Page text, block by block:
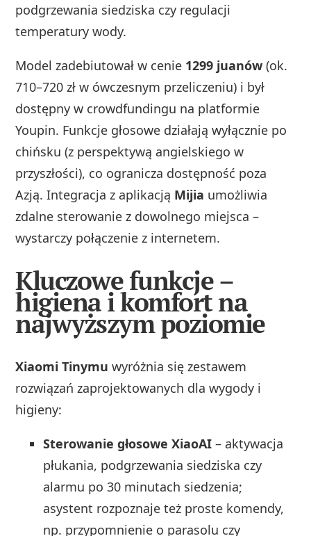
podgrzewania siedziska czy regulacji
temperatury wody.
Model zadebiutował w cenie 1299 juanów (ok.
710–720 zł w ówczesnym przeliczeniu) i był
dostępny w crowdfundingu na platformie
Youpin. Funkcje głosowe działają wyłącznie po
chińsku (z perspektywą angielskiego w
przyszłości), co ogranicza dostępność poza
Azją. Integracja z aplikacją Mijia umożliwia
zdalne sterowanie z dowolnego miejsca –
wystarczy połączenie z internetem.
Kluczowe funkcje –
higiena i komfort na
najwyższym poziomie
Xiaomi Tinymu wyróżnia się zestawem
rozwiązań zaprojektowanych dla wygody i
higieny:
Sterowanie głosowe XiaoAI – aktywacja
płukania, podgrzewania siedziska czy
alarmu po 30 minutach siedzenia;
asystent rozpoznaje też proste komendy,
np. przypomnienie o parasolu czy